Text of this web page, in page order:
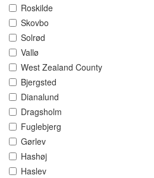
Roskilde
Skovbo
Solrød
Vallø
West Zealand County
Bjergsted
Dianalund
Dragsholm
Fuglebjerg
Gørlev
Hashøj
Haslev